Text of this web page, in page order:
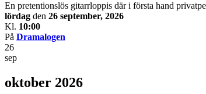
En pretentionslös gitarrloppis där i första hand
lördag den 26 september, 2026
Kl. 10:00
På Dramalogen
26
sep
oktober 2026